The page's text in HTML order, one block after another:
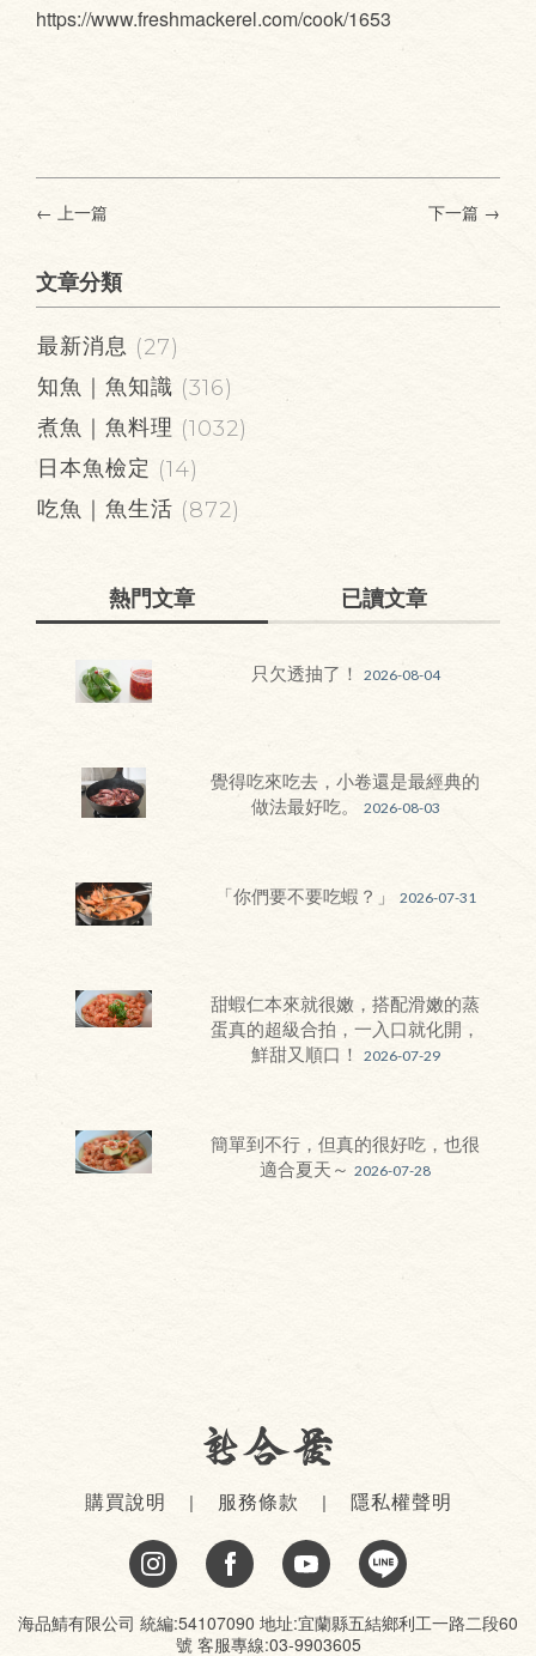
https://www.freshmackerel.com/cook/1653
← 上一篇 下一篇 →
文章分類
最新消息 (27)
知魚｜魚知識 (316)
煮魚｜魚料理 (1032)
日本魚檢定 (14)
吃魚｜魚生活 (872)
熱門文章 已讀文章
只欠透抽了！ 2026-08-04
覺得吃來吃去，小卷還是最經典的
做法最好吃。
2026-08-03
「你們要不要吃蝦？」 2026-07-31
甜蝦仁本來就很嫩，搭配滑嫩的蒸
蛋真的超級合拍，一入口就化開，
鮮甜又順口！
2026-07-29
簡單到不行，但真的很好吃，也很
適合夏天～ 2026-07-28
購買說明 服務條款 隱私權聲明
海品鯖有限公司 統編:54107090 地址:宜蘭縣五結鄉利工一路二段60
號 客服專線:03-9903605